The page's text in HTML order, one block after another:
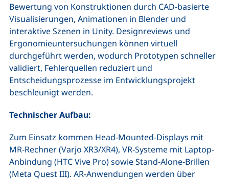
Bewertung von Konstruktionen durch CAD-basierte
Visualisierungen, Animationen in Blender und
interaktive Szenen in Unity. Designreviews und
Ergonomieuntersuchungen können virtuell
durchgeführt werden, wodurch Prototypen schneller
validiert, Fehlerquellen reduziert und
Entscheidungsprozesse im Entwicklungsprojekt
beschleunigt werden.
Technischer Aufbau:
Zum Einsatz kommen Head-Mounted-Displays mit
MR-Rechner (Varjo XR3/XR4), VR-Systeme mit Laptop-
Anbindung (HTC Vive Pro) sowie Stand-Alone-Brillen
(Meta Quest III). AR-Anwendungen werden über